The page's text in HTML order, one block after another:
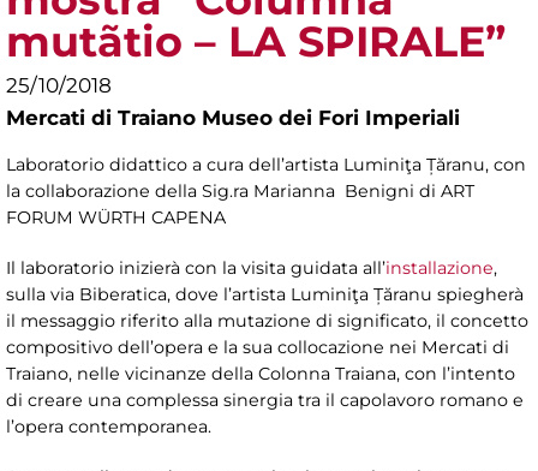
mutãtio – LA SPIRALE”
25/10/2018
Mercati di Traiano Museo dei Fori Imperiali
Laboratorio didattico a cura dell’artista Luminiţa Țăranu, con
la collaborazione della Sig.ra Marianna Benigni di ART
FORUM WÜRTH CAPENA
Il laboratorio inizierà con la visita guidata all’installazione,
sulla via Biberatica, dove l’artista Luminiţa Țăranu spiegherà
il messaggio riferito alla mutazione di significato, il concetto
compositivo dell’opera e la sua collocazione nei Mercati di
Traiano, nelle vicinanze della Colonna Traiana, con l’intento
di creare una complessa sinergia tra il capolavoro romano e
l’opera contemporanea.